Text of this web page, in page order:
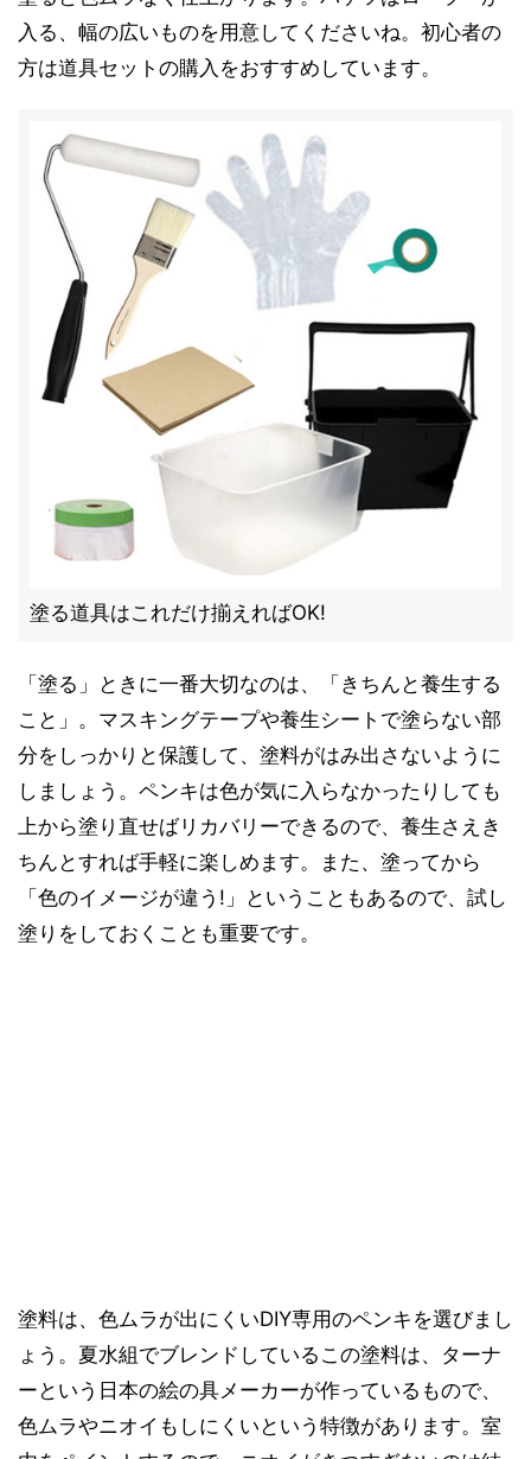
入る、幅の広いものを用意してくださいね。初心者の
方は道具セットの購入をおすすめしています。
塗る道具はこれだけ揃えればOK!
「塗る」ときに一番大切なのは、「きちんと養生する
こと」。マスキングテープや養生シートで塗らない部
分をしっかりと保護して、塗料がはみ出さないように
しましょう。ペンキは色が気に入らなかったりしても
上から塗り直せばリカバリーできるので、養生さえき
ちんとすれば手軽に楽しめます。また、塗ってから
「色のイメージが違う!」ということもあるので、試し
塗りをしておくことも重要です。
塗料は、色ムラが出にくいDIY専用のペンキを選びまし
ょう。夏水組でブレンドしているこの塗料は、ターナ
ーという日本の絵の具メーカーが作っているもので、
色ムラやニオイもしにくいという特徴があります。室